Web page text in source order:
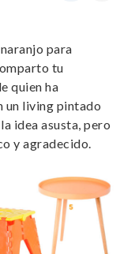
para
tu
quien ha
un living pintado
idea asusta, pero
y agradecido.